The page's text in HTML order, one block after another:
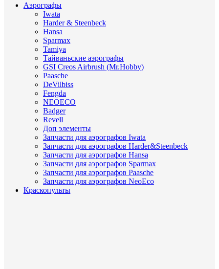
Аэрографы
Iwata
Harder & Steenbeck
Hansa
Sparmax
Tamiya
Тайваньские аэрографы
GSI Creos Airbrush (Mr.Hobby)
Paasche
DeVilbiss
Fengda
NEOECO
Badger
Revell
Доп элементы
Запчасти для аэрографов Iwata
Запчасти для аэрографов Harder&Steenbeck
Запчасти для аэрографов Hansa
Запчасти для аэрографов Sparmax
Запчасти для аэрографов Paasche
Запчасти для аэрографов NeoEco
Краскопульты